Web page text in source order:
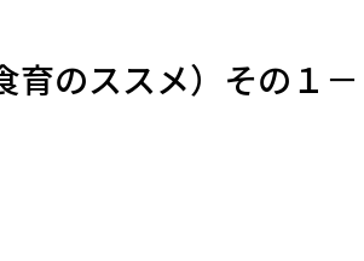
のススメ）その１－